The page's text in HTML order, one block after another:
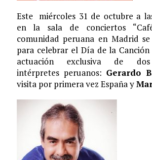
Este miércoles 31 de octubre a
en la sala de conciertos
comunidad peruana en Madrid
para celebrar el Día de la
actuación exclusiva de dos
intérpretes peruanos: Gerardo
visita por primera vez España y